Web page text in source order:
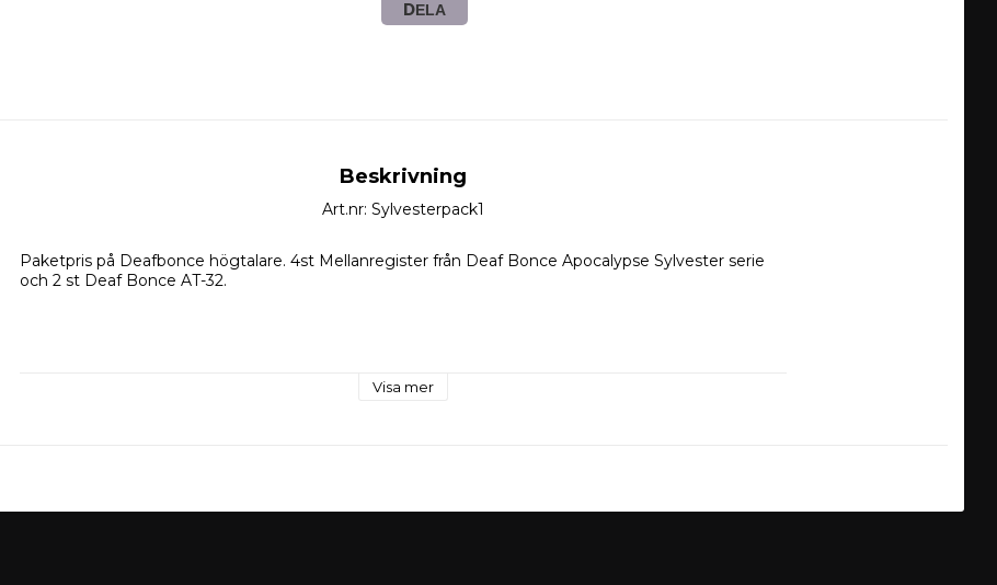
DELA
Beskrivning
Art.nr: Sylvesterpack1
Paketpris på Deafbonce högtalare. 4st Mellanregister från Deaf Bonce Apocalypse Sylvester serie
och 2 st Deaf Bonce AT-32.
Visa mer